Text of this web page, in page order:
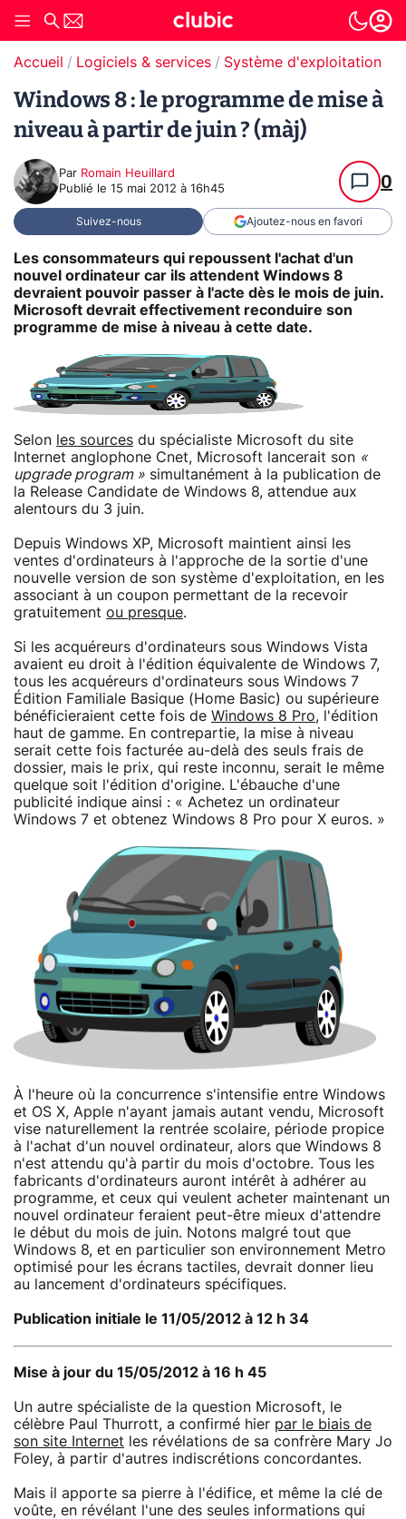
Accueil Logiciels & services Système d'exploitation
Windows 8 : le programme de mise à
niveau à partir de juin ? (màj)
Par Romain Heuillard
Publié le 15 mai 2012 à 16h45 0
Suivez-nous Ajoutez-nous en favori
Les consommateurs qui repoussent l'achat d'un
nouvel ordinateur car ils attendent Windows 8
devraient pouvoir passer à l'acte dès le mois de juin.
Microsoft devrait effectivement reconduire son
programme de mise à niveau à cette date.
Selon les sources du spécialiste Microsoft du site
Internet anglophone Cnet, Microsoft lancerait son «
upgrade program » simultanément à la publication de
la Release Candidate de Windows 8, attendue aux
alentours du 3 juin.
Depuis Windows XP, Microsoft maintient ainsi les
ventes d'ordinateurs à l'approche de la sortie d'une
nouvelle version de son système d'exploitation, en les
associant à un coupon permettant de la recevoir
gratuitement ou presque.
Si les acquéreurs d'ordinateurs sous Windows Vista
avaient eu droit à l'édition équivalente de Windows 7,
tous les acquéreurs d'ordinateurs sous Windows 7
Édition Familiale Basique (Home Basic) ou supérieure
bénéficieraient cette fois de Windows 8 Pro, l'édition
haut de gamme. En contrepartie, la mise à niveau
serait cette fois facturée au-delà des seuls frais de
dossier, mais le prix, qui reste inconnu, serait le même
quelque soit l'édition d'origine. L'ébauche d'une
publicité indique ainsi : « Achetez un ordinateur
Windows 7 et obtenez Windows 8 Pro pour X euros. »
À l'heure où la concurrence s'intensifie entre Windows
et OS X, Apple n'ayant jamais autant vendu, Microsoft
vise naturellement la rentrée scolaire, période propice
à l'achat d'un nouvel ordinateur, alors que Windows 8
n'est attendu qu'à partir du mois d'octobre. Tous les
fabricants d'ordinateurs auront intérêt à adhérer au
programme, et ceux qui veulent acheter maintenant un
nouvel ordinateur feraient peut-être mieux d'attendre
le début du mois de juin. Notons malgré tout que
Windows 8, et en particulier son environnement Metro
optimisé pour les écrans tactiles, devrait donner lieu
au lancement d'ordinateurs spécifiques.
Publication initiale le 11/05/2012 à 12 h 34
Mise à jour du 15/05/2012 à 16 h 45
Un autre spécialiste de la question Microsoft, le
célèbre Paul Thurrott, a confirmé hier par le biais de
son site Internet les révélations de sa confrère Mary Jo
Foley, à partir d'autres indiscrétions concordantes.
Mais il apporte sa pierre à l'édifice, et même la clé de
voûte, en révélant l'une des seules informations qui